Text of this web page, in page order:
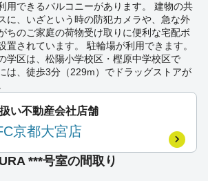
用できるバルコニーがあります。 建物の共
に、いざという時の防犯カメラや、急な外
ちのご家庭の荷物受け取りに便利な宅配ボ
置されています。 駐輪場が利用できます。
学区は、松陽小学校区・樫原中学校区で
は、徒歩3分（229m）でドラッグストアが
い不動産会社店舗
京都大宮店
***号室の間取り